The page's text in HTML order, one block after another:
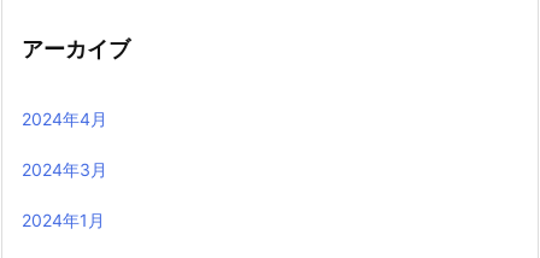
アーカイブ
2024年4月
2024年3月
2024年1月